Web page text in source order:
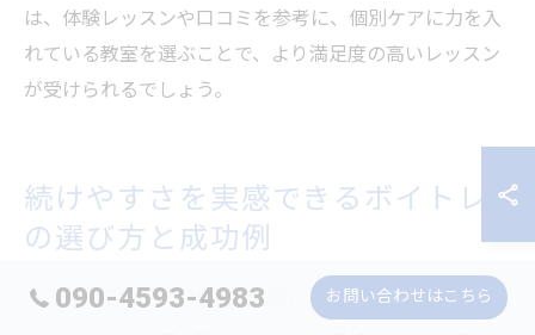
は、体験レッスンや口コミを参考に、個別ケアに力を入
れている教室を選ぶことで、より満足度の高いレッスン
が受けられるでしょう。
続けやすさを実感できるボイトレ
の選び方と成功例
ボイトレ選びで重視したい続けやすさのポイント
090-4593-4983 お問い合わせはこちら